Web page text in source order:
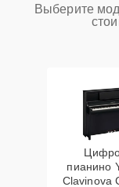
Выберите
пианино
Clavinova